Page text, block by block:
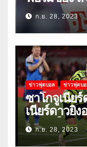
วนิคก.ย. 28, 2023
ข่าวฟุตบอล ข่าวฟุตบอ
ซาโกจูเนีย
เนียร์ดาวยิง
ลงเล่นให้ทีม
ก.ย. 28, 2023